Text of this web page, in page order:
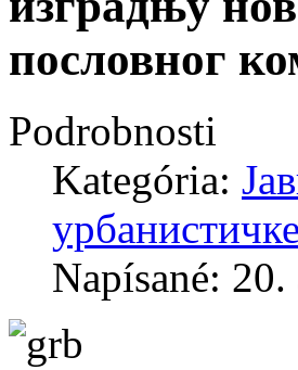
пословног
Podrobnosti
Kategória:
Napísané: